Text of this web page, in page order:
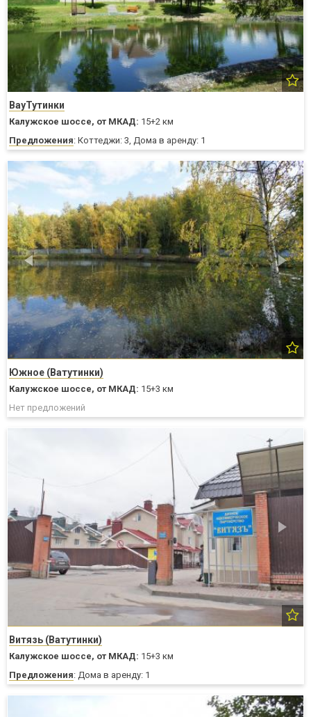
ВауТутинки
Калужское шоссе, от МКАД: 15+2 км
Предложения: Коттеджи: 3, Дома в аренду: 1
Южное (Ватутинки)
Калужское шоссе, от МКАД: 15+3 км
Нет предложений
Витязь (Ватутинки)
Калужское шоссе, от МКАД: 15+3 км
Предложения: Дома в аренду: 1